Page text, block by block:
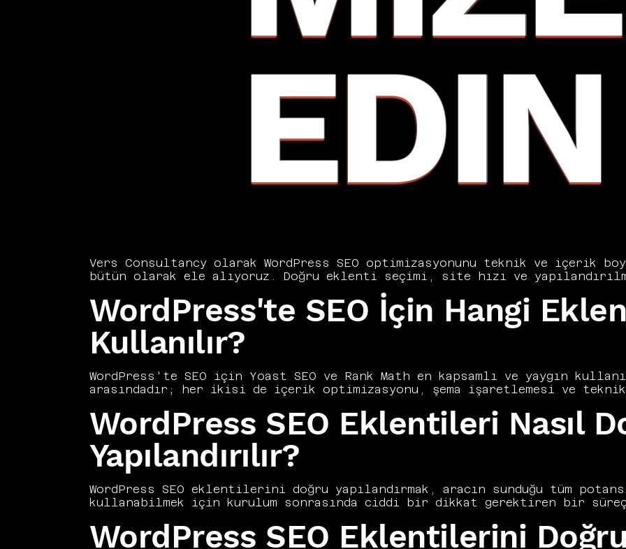
EDIN
Vers Consultancy olarak WordPress SEO optimizasyonunu teknik ve içerik
bütün olarak ele alıyoruz. Doğru eklenti seçimi, site hızı ve
temel öncelikler arasındadır. İçerik hiyerarşisi, iç bağlantı yapısı ve
sıralamalar üzerinde doğrudan etki yaratır. WordPress'in sunduğu esneklik,
bir avantaja dönüştürülebilir. Vers Consultancy ile WordPress sitenizi
edebilirsiniz. Doğru yapılandırılmış bir WordPress sitesi, organik
zemin oluşturur.
WordPress'te SEO İçin Hangi
Kullanılır?
WordPress'te SEO için Yoast SEO ve Rank Math en kapsamlı ve yaygın
arasındadır; her ikisi de içerik optimizasyonu, şema işaretlemesi ve teknik
teknik yetkinlik düzeyine göre belirlenmelidir. Vers Consultancy olarak
eklentisi seçimini ve yapılandırmasını her projenin önceliklerine göre
Eklentinin sunduğu öneriler bir başlangıç noktasıdır; nihai kararlar her
perspektifinden verilmelidir. Yanlış yapılandırılmış bir SEO eklentisi,
getirebilir. Doğru eklenti ve doğru ayar kombinasyonu, WordPress
tam anlamıyla açığa çıkarır.
WordPress SEO Eklentileri Nasıl
Yapılandırılır?
WordPress SEO eklentilerini doğru yapılandırmak, aracın sunduğu tüm
kullanabilmek için kurulum sonrasında ciddi bir dikkat gerektiren bir
olmayabileceğinden başlık şablonları, açıklama uzunlukları ve dizinleme
özelinde yapılandırılmalıdır. Yazı tipi sayfaları, etiket arşivleri ve
WordPress SEO Eklentilerini